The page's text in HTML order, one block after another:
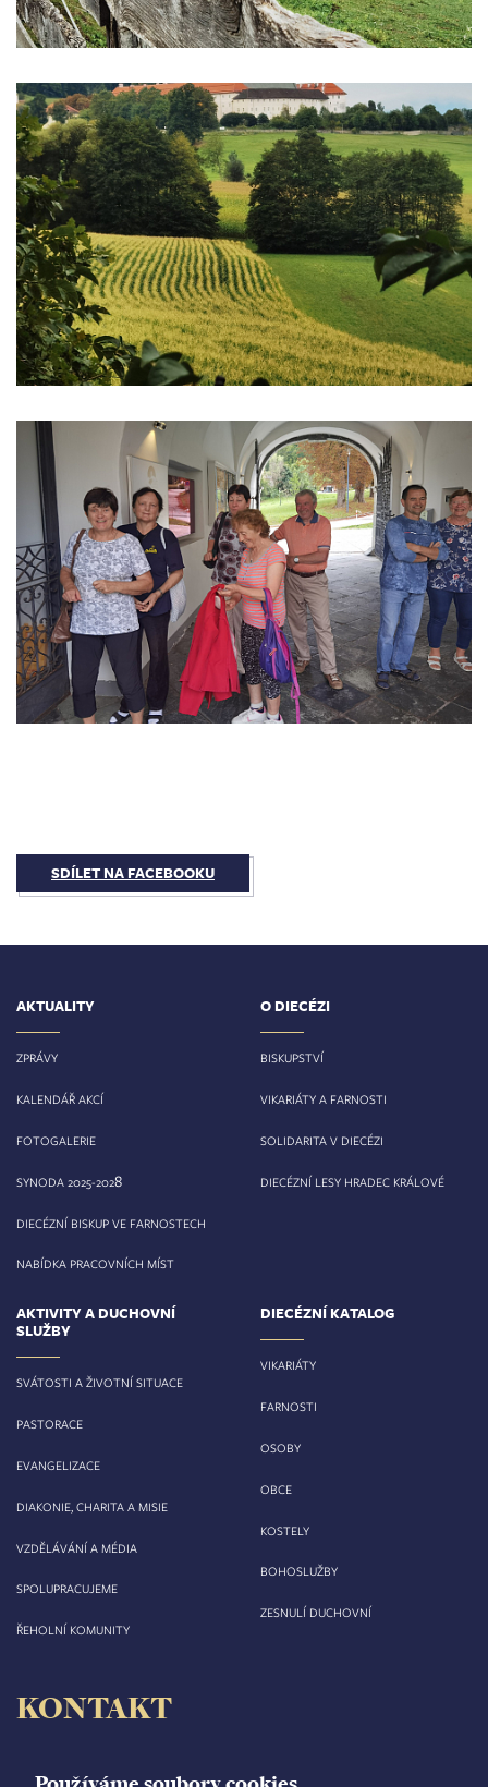
SDÍLET NA FACEBOOKU
AKTUALITY
ZPRÁVY
KALENDÁŘ AKCÍ
FOTOGALERIE
SYNODA 2025-2028
DIECÉZNÍ BISKUP VE FARNOSTECH
NABÍDKA PRACOVNÍCH MÍST
O DIECÉZI
BISKUPSTVÍ
VIKARIÁTY A FARNOSTI
SOLIDARITA V DIECÉZI
DIECÉZNÍ LESY HRADEC KRÁLOVÉ
AKTIVITY A DUCHOVNÍ
SLUŽBY
SVÁTOSTI A ŽIVOTNÍ SITUACE
PASTORACE
EVANGELIZACE
DIAKONIE, CHARITA A MISIE
VZDĚLÁVÁNÍ A MÉDIA
SPOLUPRACUJEME
ŘEHOLNÍ KOMUNITY
DIECÉZNÍ KATALOG
VIKARIÁTY
FARNOSTI
OSOBY
OBCE
KOSTELY
BOHOSLUŽBY
ZESNULÍ DUCHOVNÍ
KONTAKT
Velké náměstí 35/44